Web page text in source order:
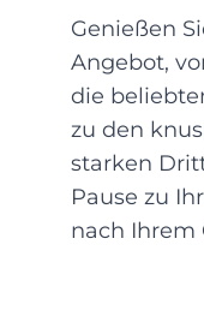
Genießen
Angebot,
die
zu den
starken
Pause zu
nach Ihrem